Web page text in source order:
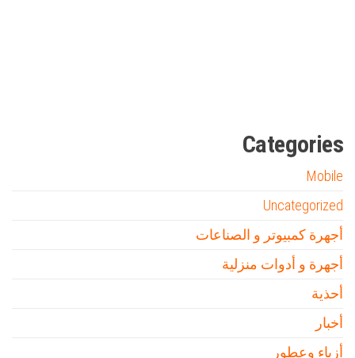
Categories
Mobile
Uncategorized
أجهرة كمبيوتر و الصناعات
أجهرة و أدوات منزلية
أحذية
أخبار
أزياء وعطور